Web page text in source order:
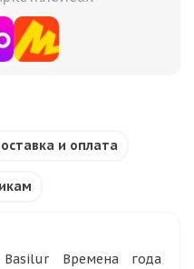
и оплата
Времена года